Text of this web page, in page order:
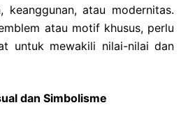
keanggunan, atau modernitas.
atau motif khusus, perlu
untuk mewakili nilai-nilai dan
dan Simbolisme